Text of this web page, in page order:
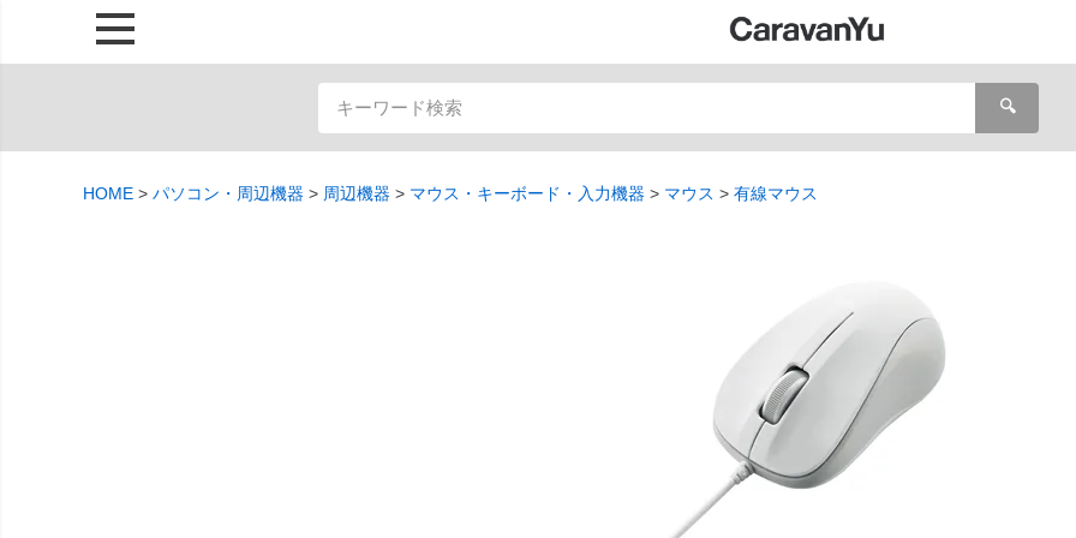
🔍
HOME パソコン・周辺機器 周辺機器 マウス・キーボード・入力機器 マウス 有線マウス